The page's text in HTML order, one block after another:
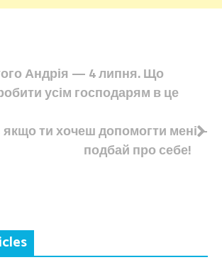
Андрія — 4 липня. Що
усім господарям в це
ти хочеш допомогти мені –
подбай про себе!